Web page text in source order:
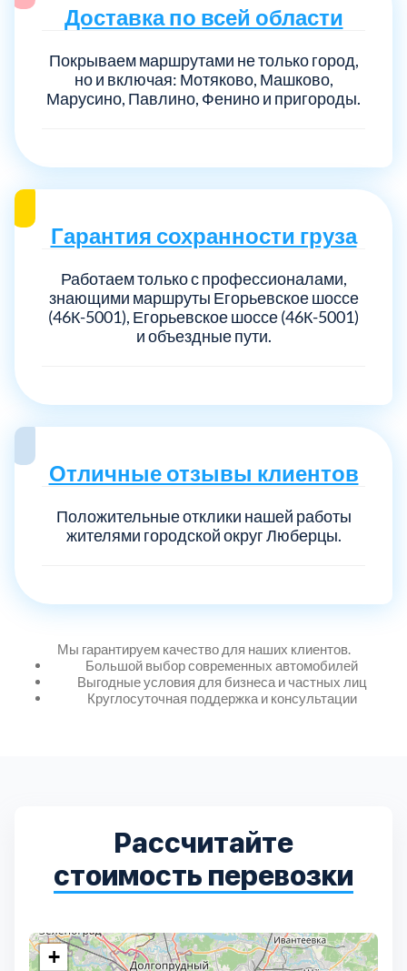
Доставка по всей области
Покрываем маршрутами не только город,
но и включая: Мотяково, Машково,
Марусино, Павлино, Фенино и пригороды.
Гарантия сохранности груза
Работаем только с профессионалами,
знающими маршруты Егорьевское шоссе
(46К-5001), Егорьевское шоссе (46К-5001)
и объездные пути.
Отличные отзывы клиентов
Положительные отклики нашей работы
жителями городской округ Люберцы.
Мы гарантируем качество для наших клиентов.
Большой выбор современных автомобилей
Выгодные условия для бизнеса и частных лиц
Круглосуточная поддержка и консультации
Рассчитайте
стоимость перевозки
+
Выберите город:
Богородский
Воскресенский 7